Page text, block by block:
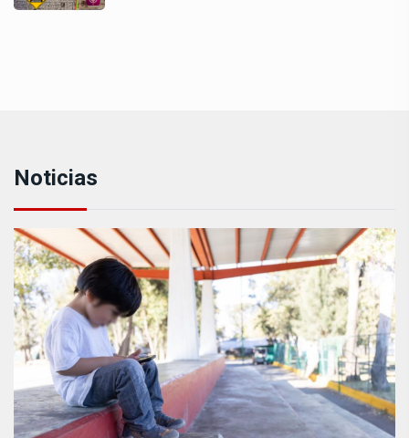
Noticias